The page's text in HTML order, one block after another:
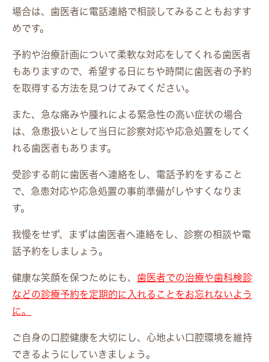
場合は、歯医者に電話連絡で相談してみることもおすす
めです。
予約や治療計画について柔軟な対応をしてくれる歯医者
もありますので、希望する日にちや時間に歯医者の予約
を取得する方法を見つけてみてください。
また、急な痛みや腫れによる緊急性の高い症状の場合
は、急患扱いとして当日に診察対応や応急処置をしてく
れる歯医者もあります。
受診する前に歯医者へ連絡をし、電話予約をすること
で、急患対応や応急処置の事前準備がしやすくなりま
す。
我慢をせず、まずは歯医者へ連絡をし、診察の相談や電
話予約をしましょう。
健康な笑顔を保つためにも、 歯医者での治療や歯科検診
などの診療予約を定期的に入れることをお忘れないよう
に。
ご自身の口腔健康を大切にし、心地よい口腔環境を維持
できるようにしていきましょう。